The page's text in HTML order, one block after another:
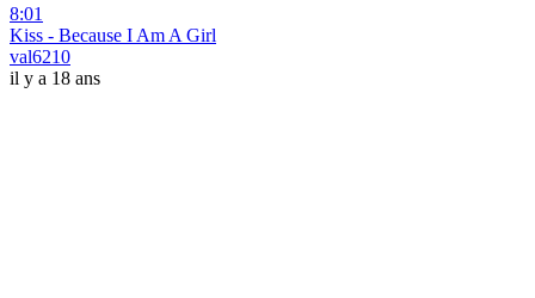
8:01
Kiss - Because I Am A Girl
val6210
il y a 18 ans